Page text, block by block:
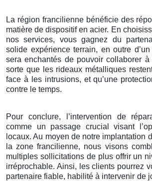
La région francilienne bénéficie des
matière de dispositif en acier. En
nos services, vous gagnez du
solide expérience terrain, en outre
sera enchantés de pouvoir collaborer
sorte que les rideaux métalliques
face à les intrusions, et qu’une
contre le temps.
Pour conclure, l’intervention de
comme un passage crucial visant
locaux. Au moyen de notre implantation
la zone francilienne, nous visons
multiples sollicitations de plus offrir un
irréprochable. Ainsi, les clients pourrez
partenaire fiable, habilité à intervenir de